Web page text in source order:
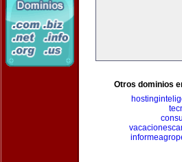
Otros dominios